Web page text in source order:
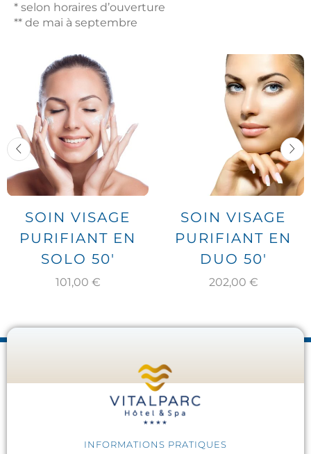
* selon horaires d’ouverture
** de mai à septembre
SOIN VISAGE
PURIFIANT EN
SOLO 50′
101,00 €
SOIN VISAGE
PURIFIANT EN
DUO 50′
202,00 €
INFORMATIONS PRATIQUES